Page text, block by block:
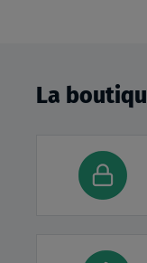
La